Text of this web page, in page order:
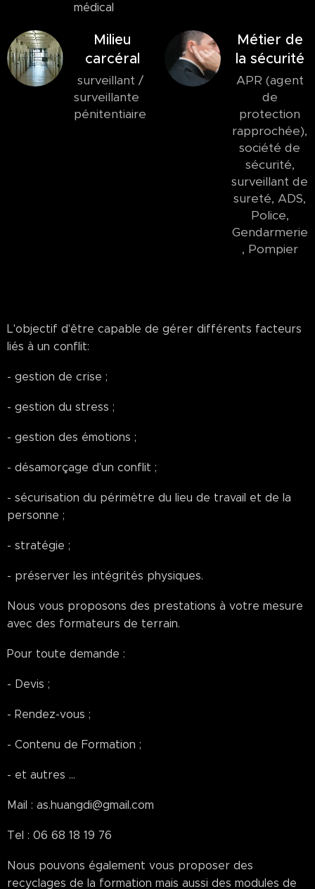
médical
Milieu
carcéral
surveillant /
surveillante
pénitentiaire
Métier de
la sécurité
APR (agent
de
protection
rapprochée),
société de
sécurité,
surveillant de
sureté, ADS,
Police,
Gendarmerie
, Pompier
L'objectif d'être capable de gérer différents facteurs
liés à un conflit:
- gestion de crise ;
- gestion du stress ;
- gestion des émotions ;
- désamorçage d'un conflit ;
- sécurisation du périmètre du lieu de travail et de la
personne ;
- stratégie ;
- préserver les intégrités physiques.
Nous vous proposons des prestations à votre mesure
avec des formateurs de terrain.
Pour toute demande :
- Devis ;
- Rendez-vous ;
- Contenu de Formation ;
- et autres ...
Mail : as.huangdi@gmail.com
Tel : 06 68 18 19 76
Nous pouvons également vous proposer des
recyclages de la formation mais aussi des modules de